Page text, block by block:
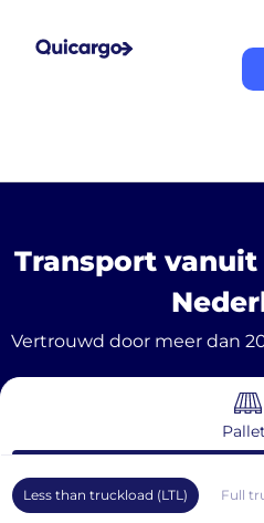
Transport
Vertrouwd door meer dan
Less than truckload (LTL) Full